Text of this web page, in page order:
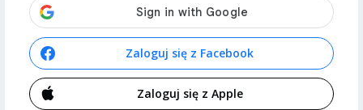
Zaloguj się z Facebook
Zaloguj się z Apple